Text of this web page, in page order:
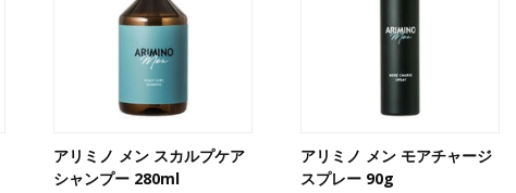
アリミノ メン スカルプケア
シャンプー 280ml
アリミノ メン モアチャージ
スプレー 90g